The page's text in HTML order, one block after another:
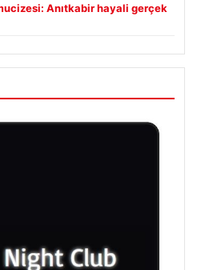
Anıtkabir hayali gerçek